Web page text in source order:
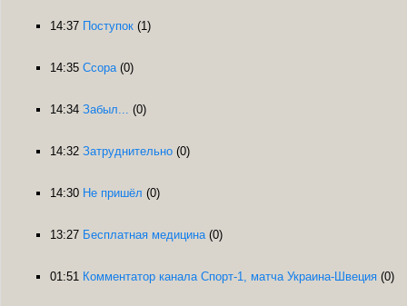
14:37 Поступок (1)
14:35 Ссора (0)
14:34 Забыл... (0)
14:32 Затруднительно (0)
14:30 Не пришёл (0)
13:27 Бесплатная медицина (0)
01:51 Комментатор канала Спорт-1, матча Украина-Швеция (0)